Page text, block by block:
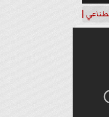
| فيديو